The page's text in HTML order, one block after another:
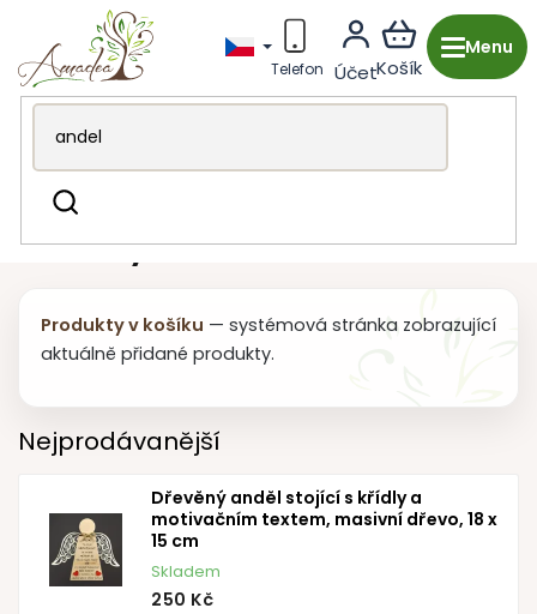
obsah
Hledat
Produkty v košíku
Produkty v košíku
Produkty v košíku — systémová stránka zobrazující
aktuálně přidané produkty.
Nejprodávanější
Dřevěný anděl stojící s křídly a
motivačním textem, masivní dřevo, 18 x
15 cm
Skladem
250 Kč